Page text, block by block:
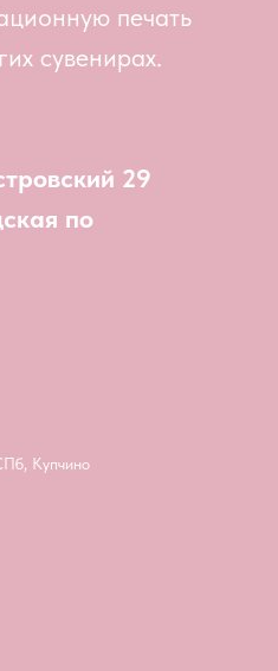
печать
сувенирах.
29
по
Купчино